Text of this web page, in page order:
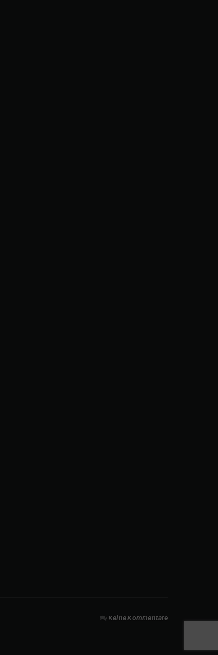
Keine Kommentare